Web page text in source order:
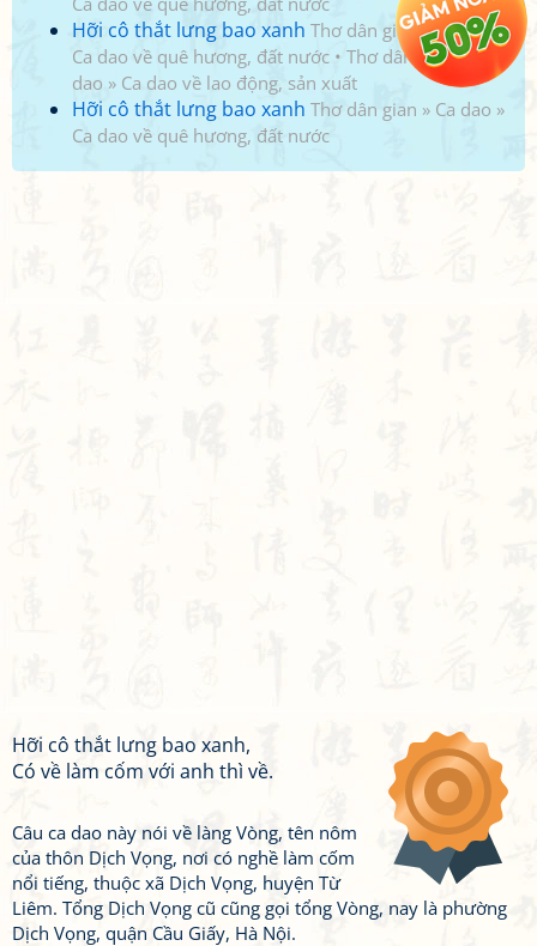
Hỡi cô thắt lưng bao xanh Thơ dân gian»Ca dao»
Ca dao về quê hương, đất nước • Thơ dân gian»Ca
dao » Ca dao về lao động, sản xuất
Hỡi cô thắt lưng bao xanh Thơ dân gian » Ca dao »
Ca dao về quê hương, đất nước
Hỡi cô thắt lưng bao xanh,
Có về làm cốm với anh thì về.
Câu ca dao này nói về làng Vòng, tên nôm
của thôn Dịch Vọng, nơi có nghề làm cốm
nổi tiếng, thuộc xã Dịch Vọng, huyện Từ
Liêm. Tổng Dịch Vọng cũ cũng gọi tổng Vòng, nay là phường
Dịch Vọng, quận Cầu Giấy, Hà Nội.